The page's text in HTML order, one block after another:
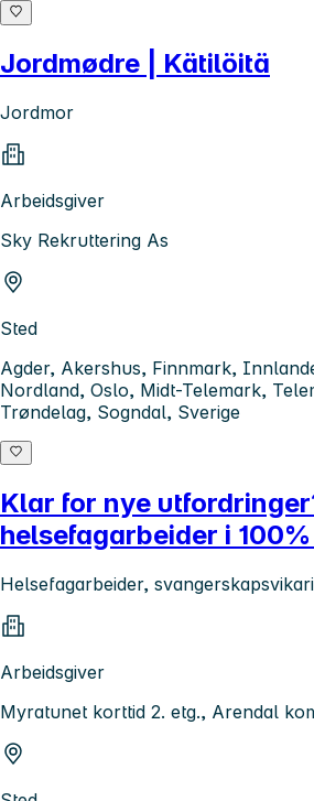
Jordmødre | Kätilöitä
Jordmor
Arbeidsgiver
Sky Rekruttering As
Sted
Agder, Akershus, Finnmark,
Nordland, Oslo, Midt-Telemark,
Trøndelag, Sogndal, Sverige
Klar for nye
helsefagarbeider i
Helsefagarbeider,
Arbeidsgiver
Myratunet korttid 2. etg., Arendal